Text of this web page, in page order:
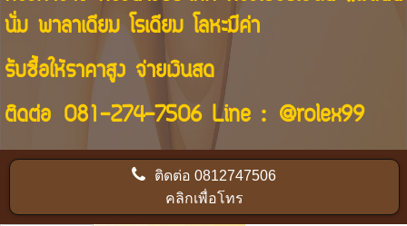
นั่ม พาลาเดียม โรเดียม โลหะมีค่า
รับซื้อให้ราคาสูง จ่ายเงินสด
ติดต่อ 081-274-7506Line : @rolex99
ติดต่อ0812747506
คลิกเพื่อโทร